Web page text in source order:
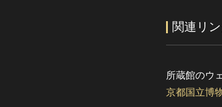
関連リン
所蔵館のウ
京都国立博